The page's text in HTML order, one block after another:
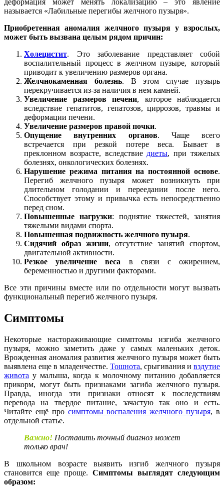
деформация может менять локализацию – это явление
называется «Лабильные перегибы желчного пузыря».
Приобретенная аномалия желчного пузыря у взрослых,
может быть вызвана целым рядом причин:
Холецистит. Это заболевание представляет собой
воспалительный процесс в желчном пузыре, который
приводит к увеличению размеров органа.
Желчнокаменная болезнь. В этом случае пузырь
перекручивается из-за наличия в нем камней.
Увеличение размеров печени, которое наблюдается
вследствие гепатитов, гепатозов, циррозов, травмы и
деформации печени.
Увеличение размеров правой почки.
Опущение внутренних органов. Чаще всего
встречается при резкой потере веса. Бывает в
преклонном возрасте, вследствиедиеты, при тяжелых
болезнях, онкологических болезнях.
Нарушение режима питания на постоянной основе.
Перегиб желчного пузыря может возникнуть при
длительном голодании и переедании после него.
Способствует этому и привычка есть непосредственно
перед сном.
Повышенные нагрузки: поднятие тяжестей, занятия
тяжелыми видами спорта.
Повышенная подвижность желчного пузыря.
Сидячий образ жизни, отсутствие занятий спортом,
двигательной активности.
Резкое увеличение веса в связи с ожирением,
беременностью и другими факторами.
Все эти причины вместе или по отдельности могут вызвать
функциональный перегиб желчного пузыря.
Симптомы
Некоторые настораживающие симптомы изгиба желчного
пузыря, можно заметить даже у самых маленьких деток.
Врожденная аномалия развития желчного пузыря может быть
выявлена еще в младенчестве. Тошнота, срыгивания и вздутие
живота у малыша, когда к молочному питанию добавляется
прикорм, могут быть признаками загиба желчного пузыря.
Правда, иногда эти признаки относят к последствиям
перевода на твердое питание, зачастую так оно и есть.
Читайте ещё про симптомы воспаления желчного пузыря, в
отдельной статье.
Важно! Поставить точный диагноз может
только врач!
В школьном возрасте выявить изгиб желчного пузыря
становится еще проще. Симптомы выглядят следующим
образом: